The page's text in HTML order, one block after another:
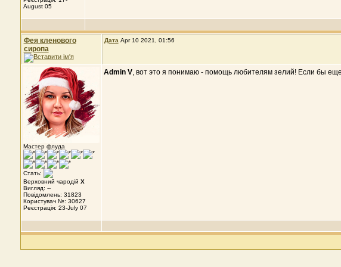
August 05
Фея кленового
сиропа
Дата Apr 10 2021, 01:56
Мастер флуда
Стать:
Верховний чародій X
Вигляд: --
Повідомлень: 31823
Користувач №: 30627
Реєстрація: 23-July 07
Admin V, вот это я понимаю - помощь любителям зелий! Если бы